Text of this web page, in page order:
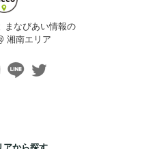
まなびあい情報の
湘南エリア